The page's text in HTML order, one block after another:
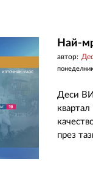
Най-
автор:
Деси
през